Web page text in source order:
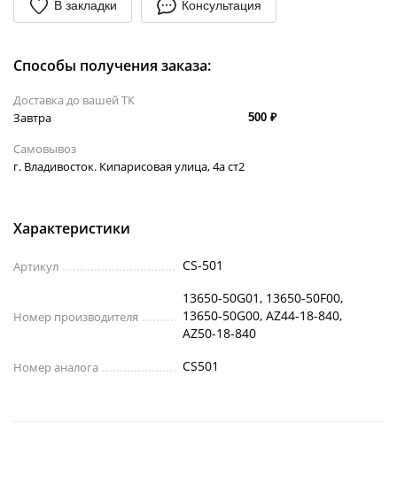
В закладки Консультация
Способы получения заказа:
Доставка до вашей ТК
Завтра
500 ₽
Самовывоз
г. Владивосток. Кипарисовая улица, 4а ст2
Характеристики
Артикул CS-501
Номер производителя
13650-50G01, 13650-50F00,
13650-50G00, AZ44-18-840,
AZ50-18-840
Номер аналога CS501